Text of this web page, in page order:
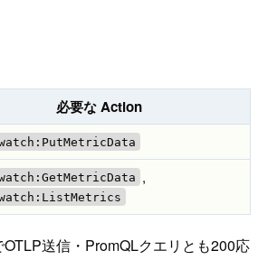
必要な Action
,
送信・PromQLクエリとも200応